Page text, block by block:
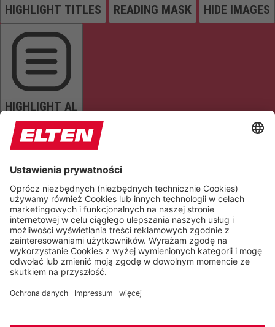
HIGHLIGHT TITLES READING MASK HIDE IMAGES
HIGHLIGHT AL
READ PAGE MUTE SOUNDS STOP ANIMATIONS
Reset Settings